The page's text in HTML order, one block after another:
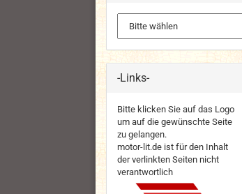
-Links-
Bitte klicken Sie auf das Logo
um auf die gewünschte Seite
zu gelangen.
motor-lit.de ist für den Inhalt
der verlinkten Seiten nicht
verantwortlich